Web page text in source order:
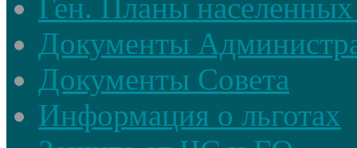
Ген. Планы
Документы
Документы Совета
Информация о льготах